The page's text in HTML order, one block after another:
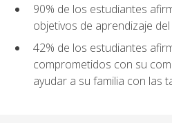
90% de los estudiantes
objetivos de aprendizaje
42% de los estudiantes
comprometidos con su
ayudar a su familia con las